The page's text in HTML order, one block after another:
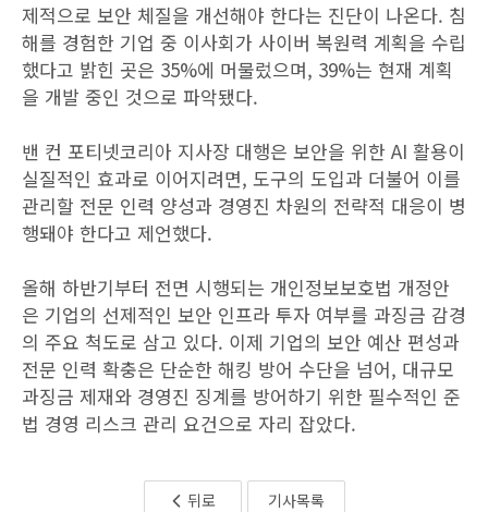
제적으로 보안 체질을 개선해야 한다는 진단이 나온다. 침
해를 경험한 기업 중 이사회가 사이버 복원력 계획을 수립
했다고 밝힌 곳은 35%에 머물렀으며, 39%는 현재 계획
을 개발 중인 것으로 파악됐다.
밴 컨 포티넷코리아 지사장 대행은 보안을 위한 AI 활용이
실질적인 효과로 이어지려면, 도구의 도입과 더불어 이를
관리할 전문 인력 양성과 경영진 차원의 전략적 대응이 병
행돼야 한다고 제언했다.
올해 하반기부터 전면 시행되는 개인정보보호법 개정안
은 기업의 선제적인 보안 인프라 투자 여부를 과징금 감경
의 주요 척도로 삼고 있다. 이제 기업의 보안 예산 편성과
전문 인력 확충은 단순한 해킹 방어 수단을 넘어, 대규모
과징금 제재와 경영진 징계를 방어하기 위한 필수적인 준
법 경영 리스크 관리 요건으로 자리 잡았다.
뒤로 기사목록